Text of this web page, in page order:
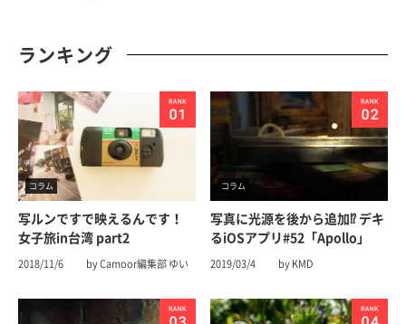
ランキング
コラム
写ルンですで映えるんです！
女子旅in台湾 part2
2018/11/6 by Camoor編集部 ゆい
コラム
写真に光源を後から追加⁉︎ デキ
るiOSアプリ#52「Apollo」
2019/03/4 by KMD